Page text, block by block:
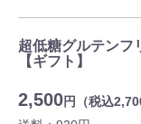
超低糖グルテンフ
【ギフト】
2,500円（税込